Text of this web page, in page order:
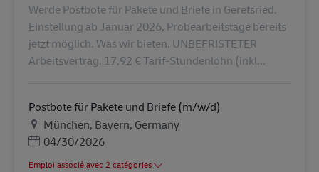
Werde Postbote für Pakete und Briefe in Geretsried.
Einstellung ab Januar 2026, Probearbeitstage bereits
jetzt möglich. Was wir bieten. UNBEFRISTETER
Arbeitsvertrag. 17,92 € Tarif-Stundenlohn (inkl...
Postbote für Pakete und Briefe (m/w/d)
LieuMünchen, Bayern, Germany
Posted Date
04/30/2026
Emploi associé avec 2 catégories